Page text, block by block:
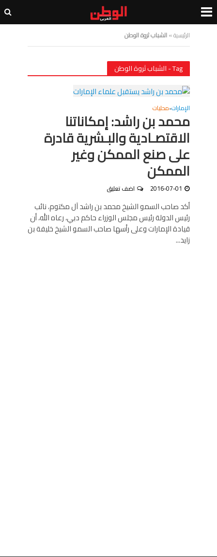
الرئيسية»الشباب ثروة الوطن
Tag - الشباب ثروة الوطن
الإمارات•محليات
محمد بن راشد: إمكاناتنا
الاقتصـادية والبـشرية قادرة
على صنع الممكن وغير
الممكن
2016-07-01 اضف تعليق
أكد صاحب السمو الشيخ محمد بن راشد آل مكتوم، نائب
رئيس الدولة رئيس مجلس الوزراء حاكم دبي، رعاه الله، أن
قيادة الإمارات وعلى رأسها صاحب السمو الشيخ خليفة بن
زايد...